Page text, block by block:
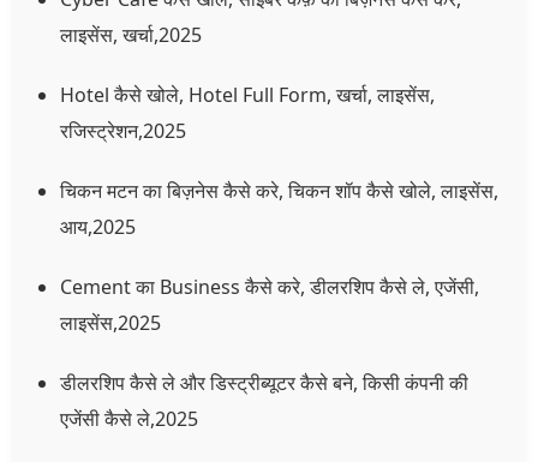
लाइसेंस, खर्चा,2025
Hotel कैसे खोले, Hotel Full Form, खर्चा, लाइसेंस,
रजिस्ट्रेशन,2025
चिकन मटन का बिज़नेस कैसे करे, चिकन शॉप कैसे खोले, लाइसेंस,
आय,2025
Cement का Business कैसे करे, डीलरशिप कैसे ले, एजेंसी,
लाइसेंस,2025
डीलरशिप कैसे ले और डिस्ट्रीब्यूटर कैसे बने, किसी कंपनी की
एजेंसी कैसे ले,2025